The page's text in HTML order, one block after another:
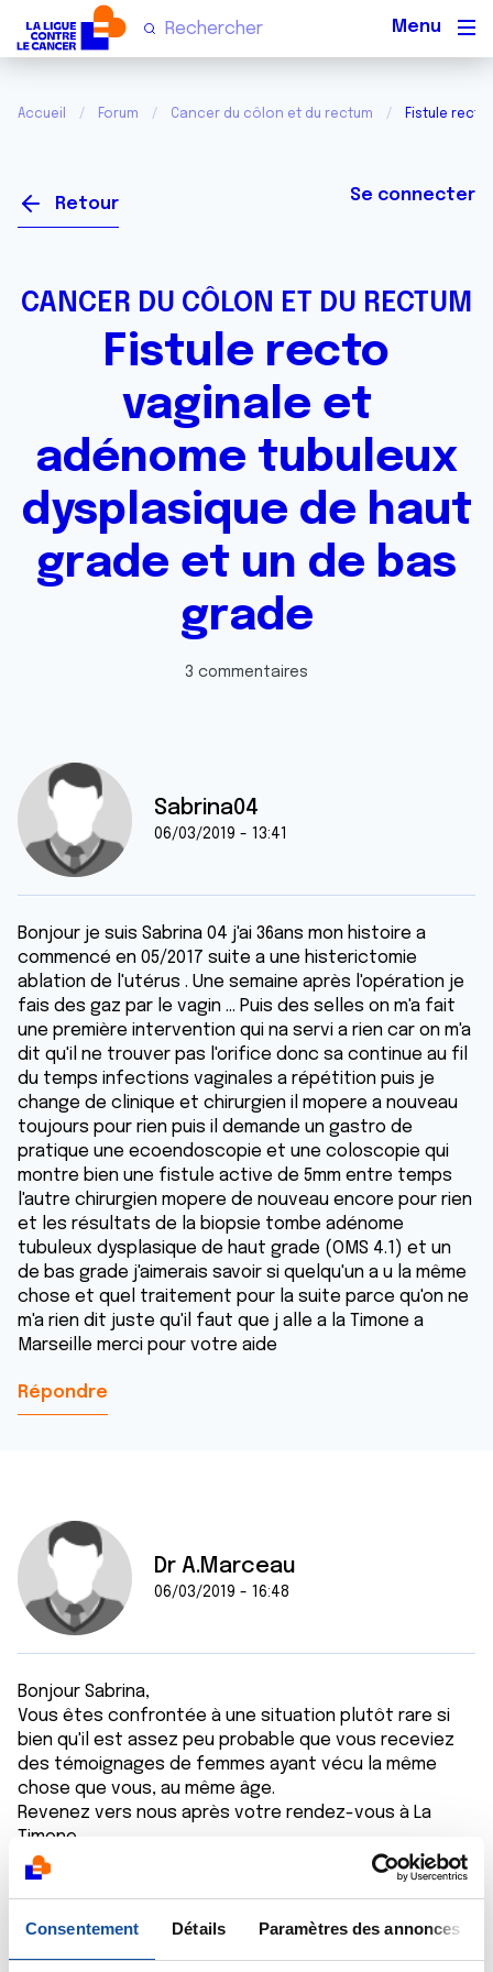
Consentement Détails Paramètres des annonces
Accueil Forum Cancer du côlon et du rectum Fistule
Retour Se connecter
CANCER DU CÔLON ET DU RECTUM
Fistule recto
vaginale et
adénome tubuleux
dysplasique de haut
grade et un de bas
grade
3 commentaires
Sabrina04
06/03/2019 - 13:41
Bonjour je suis Sabrina 04 j'ai 36ans mon histoire a
commencé en 05/2017 suite a une histerictomie
ablation de l'utérus . Une semaine après l'opération je
fais des gaz par le vagin ... Puis des selles on m'a fait
une première intervention qui na servi a rien car on m'a
dit qu'il ne trouver pas l'orifice donc sa continue au fil
du temps infections vaginales a répétition puis je
change de clinique et chirurgien il mopere a nouveau
toujours pour rien puis il demande un gastro de
pratique une ecoendoscopie et une coloscopie qui
montre bien une fistule active de 5mm entre temps
l'autre chirurgien mopere de nouveau encore pour rien
et les résultats de la biopsie tombe adénome
tubuleux dysplasique de haut grade (OMS 4.1) et un
de bas grade j'aimerais savoir si quelqu'un a u la même
chose et quel traitement pour la suite parce qu'on ne
m'a rien dit juste qu'il faut que j alle a la Timone a
Marseille merci pour votre aide
Répondre
Dr A.Marceau
06/03/2019 - 16:48
Bonjour Sabrina,
Vous êtes confrontée à une situation plutôt rare si
bien qu'il est assez peu probable que vous receviez
des témoignages de femmes ayant vécu la même
chose que vous, au même âge.
Revenez vers nous après votre rendez-vous à La
Timone,
Dans l'attente de vos nouvelles,
Bien cordialement
Citer